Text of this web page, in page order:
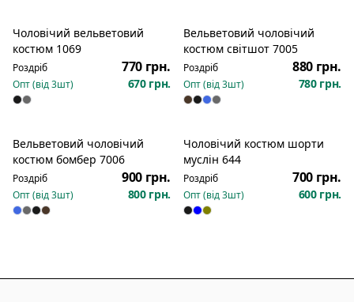
Чоловічий вельветовий
костюм 1069
Роздріб 770 грн.
Опт (від3шт) 670 грн.
Новинка
Вельветовий чоловічий
костюм світшот 7005
Роздріб 880 грн.
Опт (від3шт) 780 грн.
Новинка
Вельветовий чоловічий
костюм бомбер 7006
Роздріб 900 грн.
Опт (від3шт) 800 грн.
Чоловічий костюм шорти
муслін 644
Роздріб 700 грн.
Опт (від3шт) 600 грн.